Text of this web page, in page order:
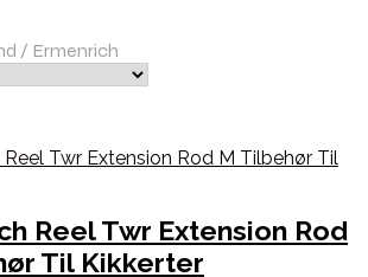
/ Ermenrich
Reel Twr Extension Rod
Til Kikkerter